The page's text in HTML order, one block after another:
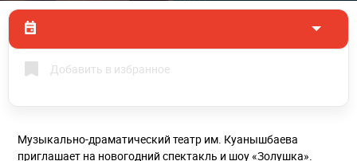
Добавить в избранное
Музыкально-драматический театр им. Куанышбаева
приглашает на новогодний спектакль и шоу «Золушка».